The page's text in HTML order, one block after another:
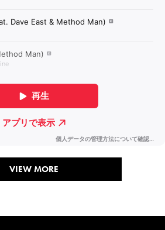
VIEW MORE